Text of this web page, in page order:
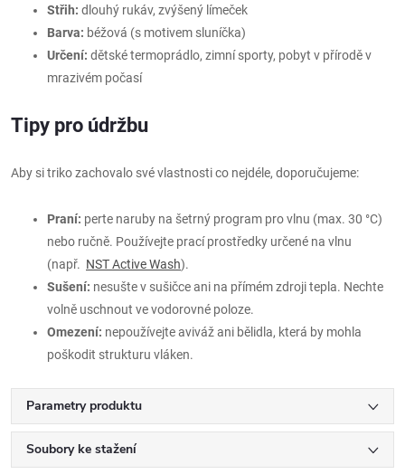
Střih: dlouhý rukáv, zvýšený límeček
Barva: béžová (s motivem sluníčka)
Určení: dětské termoprádlo, zimní sporty, pobyt v přírodě v
mrazivém počasí
Tipy pro údržbu
Aby si triko zachovalo své vlastnosti co nejdéle, doporučujeme:
Praní: perte naruby na šetrný program pro vlnu (max. 30 °C)
nebo ručně. Používejte prací prostředky určené na vlnu
(např. NST Active Wash).
Sušení: nesušte v sušičce ani na přímém zdroji tepla. Nechte
volně uschnout ve vodorovné poloze.
Omezení: nepoužívejte aviváž ani bělidla, která by mohla
poškodit strukturu vláken.
Parametry produktu
Soubory ke stažení